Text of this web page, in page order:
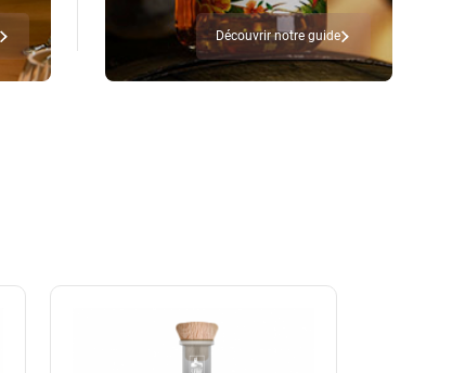
Découvrir notre guide